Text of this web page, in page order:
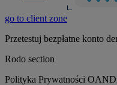
go to client zone
Przetestuj bezpłatne konto
Rodo section
Polityka Prywatności